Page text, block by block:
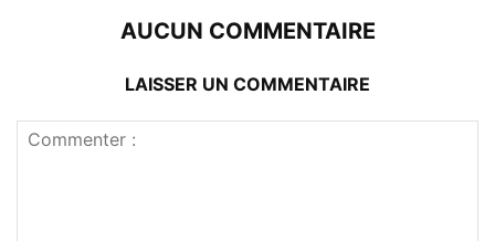
AUCUN COMMENTAIRE
LAISSER UN COMMENTAIRE